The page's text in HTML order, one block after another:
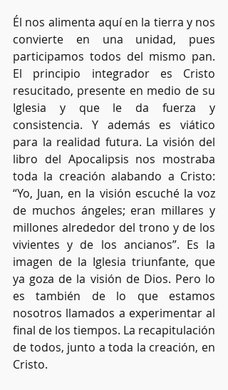
Él nos alimenta aquí en la tierra y nos
convierte en una unidad, pues
participamos todos del mismo pan.
El principio integrador es Cristo
resucitado, presente en medio de su
Iglesia y que le da fuerza y
consistencia. Y además es viático
para la realidad futura. La visión del
libro del Apocalipsis nos mostraba
toda la creación alabando a Cristo:
“Yo, Juan, en la visión escuché la voz
de muchos ángeles; eran millares y
millones alrededor del trono y de los
vivientes y de los ancianos”. Es la
imagen de la Iglesia triunfante, que
ya goza de la visión de Dios. Pero lo
es también de lo que estamos
nosotros llamados a experimentar al
final de los tiempos. La recapitulación
de todos, junto a toda la creación, en
Cristo.